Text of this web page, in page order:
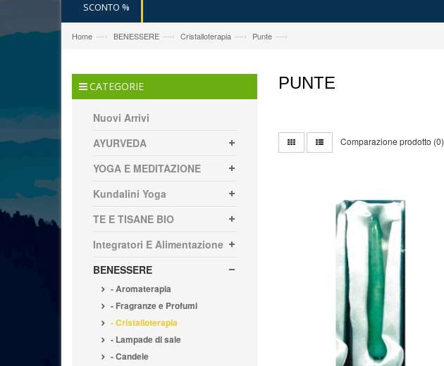
SCONTO %
Home —› BENESSERE —› Cristalloterapia —› Punte —›
CATEGORIE
Nuovi Arrivi
AYURVEDA
YOGA E MEDITAZIONE
Kundalini Yoga
TE E TISANE BIO
Integratori E Alimentazione
BENESSERE
- Aromaterapia
- Fragranze e Profumi
- Cristalloterapia
- Lampade di sale
- Candele
PUNTE
Comparazione prodotto (0)